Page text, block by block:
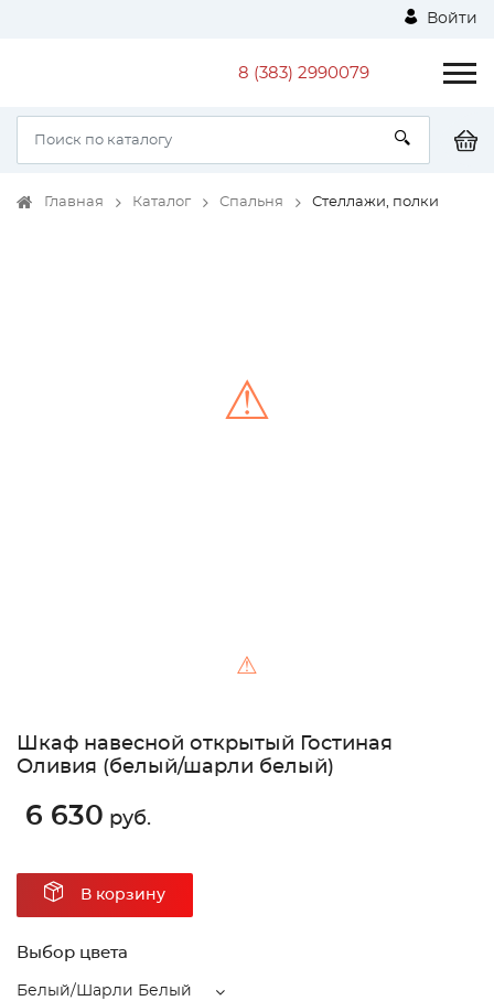
Войти
8 (383) 2990079
Главная Каталог Спальня Стеллажи, полки
⚠
⚠
Шкаф навесной открытый Гостиная
Оливия (белый/шарли белый)
6 630 руб.
В корзину
Выбор цвета
Белый/Шарли Белый